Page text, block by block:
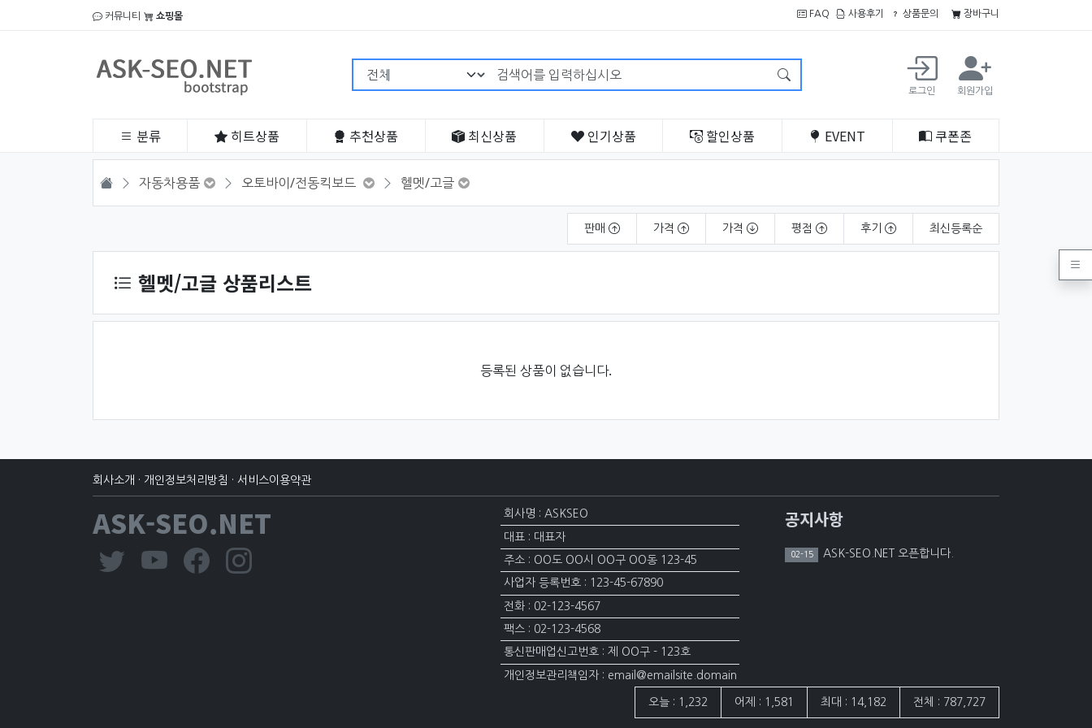
커뮤니티 쇼핑몰 FAQ 사용후기 상품문의 장바구니
검색어 필수
로그인 회원가입
분류 히트상품 추천상품 최신상품 인기상품 할인상품 EVENT 쿠폰존
HOME 자동차용품 오토바이/전동킥보드 헬멧/고글
판매 가격 가격 평점 후기 최신등록순
헬멧/고글 상품리스트
등록된 상품이 없습니다.
회사소개 · 개인정보처리방침 · 서비스이용약관
ASK-SEO.NET 회사명 : ASKSEO
대표 : 대표자
주소 : OO도 OO시 OO구 OO동 123-45
사업자 등록번호 : 123-45-67890
전화 : 02-123-4567
팩스 : 02-123-4568
통신판매업신고번호 : 제 OO구 - 123호
개인정보관리책임자 : email@emailsite.domain
공지사항
02-15 ASK-SEO.NET 오픈합니다.
접속자집계
오늘 : 1,232 어제 : 1,581 최대 : 14,182 전체 : 787,727